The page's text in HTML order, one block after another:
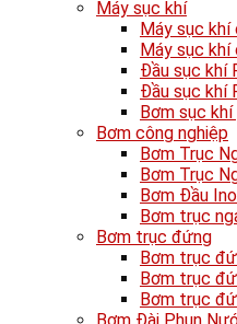
Máy sục khí
Máy sục khí
Máy sục
Đầu sục khí
Đầu sục khí
Bơm sục
Bơm công nghiệp
Bơm Trục
Bơm Trục
Bơm Đầu
Bơm trục
Bơm trục đứng
Bơm trục
Bơm trục
Bơm trục